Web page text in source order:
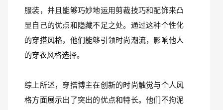
服装，并且能够巧妙地运用剪裁技巧和配饰来凸
显自己的优点和隐藏不足之处。通过这种个性化
的穿搭风格，他们能够引领时尚潮流，影响他人
的穿衣风格选择。
综上所述，穿搭博主在创新的时尚触觉与个人风
格方面展示出了突出的优点和特长。他们不拘泥